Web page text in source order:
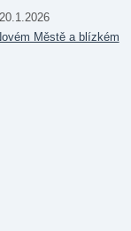
20.1.2026
Městě a blízkém